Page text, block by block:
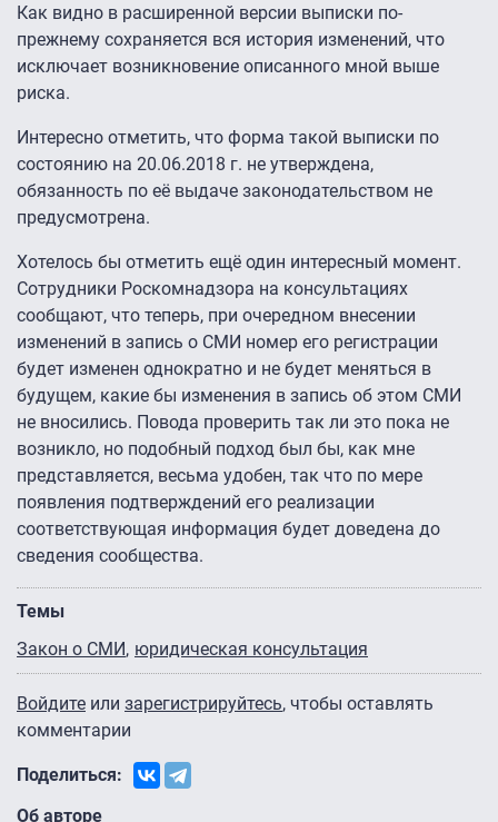
Как видно в расширенной версии выписки по-
прежнему сохраняется вся история изменений, что
исключает возникновение описанного мной выше
риска.
Интересно отметить, что форма такой выписки по
состоянию на 20.06.2018 г. не утверждена,
обязанность по её выдаче законодательством не
предусмотрена.
Хотелось бы отметить ещё один интересный момент.
Сотрудники Роскомнадзора на консультациях
сообщают, что теперь, при очередном внесении
изменений в запись о СМИ номер его регистрации
будет изменен однократно и не будет меняться в
будущем, какие бы изменения в запись об этом СМИ
не вносились. Повода проверить так ли это пока не
возникло, но подобный подход был бы, как мне
представляется, весьма удобен, так что по мере
появления подтверждений его реализации
соответствующая информация будет доведена до
сведения сообщества.
Темы
Закон о СМИ юридическая консультация
Войдите или зарегистрируйтесь, чтобы оставлять
комментарии
Поделиться:
Об авторе